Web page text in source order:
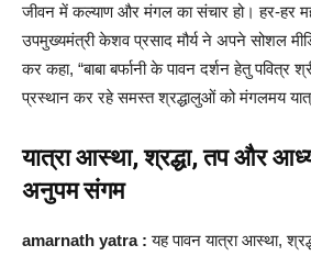
जीवन में कल्याण और मंगल का संचार हो। हर-हर
उपमुख्यमंत्री केशव प्रसाद मौर्य ने अपने सोशल
कर कहा, “बाबा बर्फानी के पावन दर्शन हेतु पवित्र
प्रस्थान कर रहे समस्त श्रद्धालुओं को मंगलमय
यात्रा आस्था, श्रद्धा, तप और
अनुपम संगम
amarnath yatra :यह पावन यात्रा आस्था,